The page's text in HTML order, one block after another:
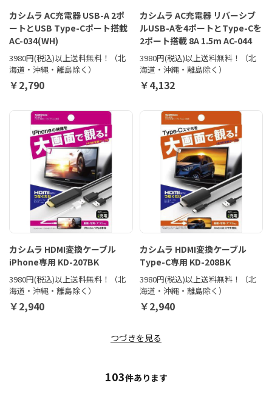
カシムラ AC充電器 USB-A 2ポ
ートとUSB Type-Cポート搭載
AC-034(WH)
3980円(税込)以上送料無料！（北
海道・沖縄・離島除く）
￥2,790
カシムラ AC充電器 リバーシブ
ルUSB-Aを4ポートとType-Cを
2ポート搭載 8A 1.5m AC-044
3980円(税込)以上送料無料！（北
海道・沖縄・離島除く）
￥4,132
カシムラ HDMI変換ケーブル
iPhone専用 KD-207BK
3980円(税込)以上送料無料！（北
海道・沖縄・離島除く）
￥2,940
カシムラ HDMI変換ケーブル
Type-C専用 KD-208BK
3980円(税込)以上送料無料！（北
海道・沖縄・離島除く）
￥2,940
つづきを見る
103件あります